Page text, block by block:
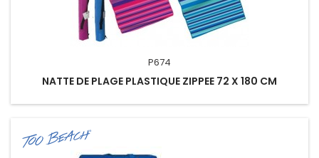
P674
NATTE DE PLAGE PLASTIQUE ZIPPEE 72 X 180 CM